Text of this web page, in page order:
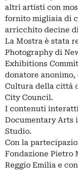
altri artisti con
fornito migliaia di
arricchito decine
La Mostra è stata
Photography di
Exhibitions
donatore
Cultura della città
City Council.
I contenuti
Documentary Arts
Studio.
Con la
Fondazione Pietro
Reggio Emilia e